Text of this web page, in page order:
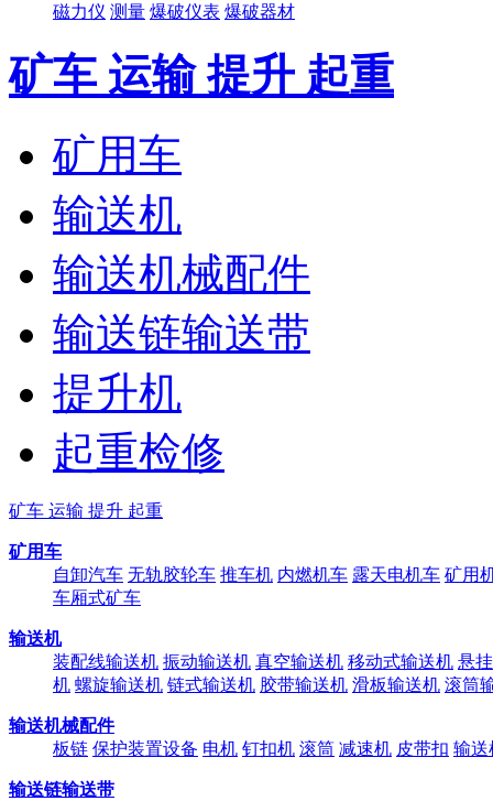
磁力仪 测量 爆破仪表 爆破器材
矿车 运输 提升 起重
矿用车
输送机
输送机械配件
输送链输送带
提升机
起重检修
矿车 运输 提升 起重
矿用车
自卸汽车 无轨胶轮车 推车机 内燃机车 露天电机车 矿用
车厢式矿车
输送机
装配线输送机 振动输送机 真空输送机 移动式输送机 悬
机 螺旋输送机 链式输送机 胶带输送机 滑板输送机 滚筒
输送机械配件
板链 保护装置设备 电机 钉扣机 滚筒 减速机 皮带扣 输送
输送链输送带